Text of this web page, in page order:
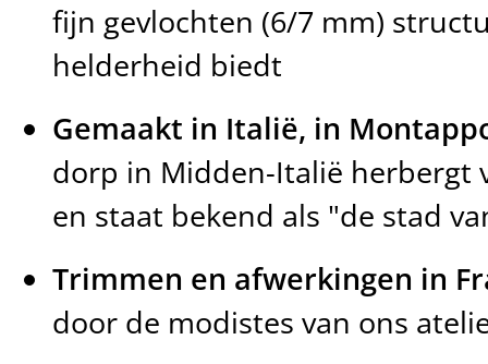
fijn gevlochten (6/7 mm)
helderheid biedt
Gemaakt in Italië, in
dorp in Midden-Italië herbergt
en staat bekend als "de stad
Trimmen en afwerkingen in
door de modistes van ons